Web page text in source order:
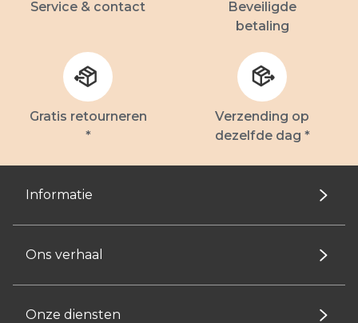
Service & contact
Beveiligde
betaling
Gratis retourneren
*
Verzending op
dezelfde dag *
Informatie
Ons verhaal
Onze diensten